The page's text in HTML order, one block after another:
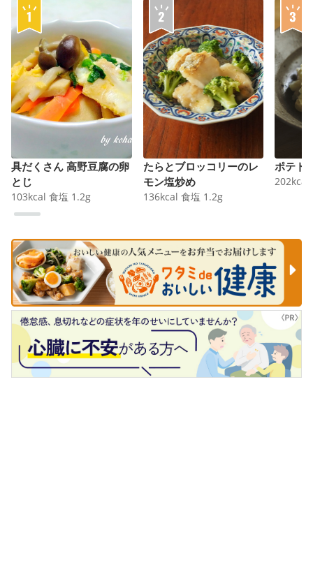
具だくさん 高野豆腐の卵
とじ
103kcal 食塩 1.2g
たらとブロッコリーのレ
モン塩炒め
136kcal 食塩 1.2g
ポテト
202kcal